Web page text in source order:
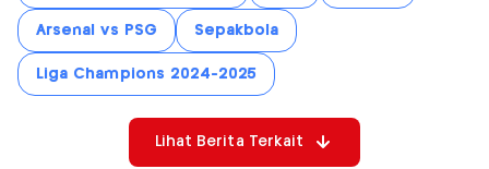
Arsenal vs PSG Sepakbola
Liga Champions 2024-2025
Lihat Berita Terkait